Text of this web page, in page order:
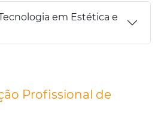
em Estética e
Profissional de